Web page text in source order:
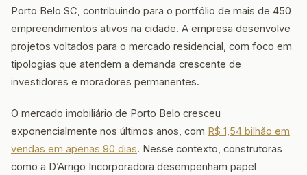
Porto Belo SC, contribuindo para o portfólio de mais de 450
empreendimentos ativos na cidade. A empresa desenvolve
projetos voltados para o mercado residencial, com foco em
tipologias que atendem a demanda crescente de
investidores e moradores permanentes.
O mercado imobiliário de Porto Belo cresceu
exponencialmente nos últimos anos, com R$ 1,54 bilhão em
vendas em apenas 90 dias. Nesse contexto, construtoras
como a D’Arrigo Incorporadora desempenham papel